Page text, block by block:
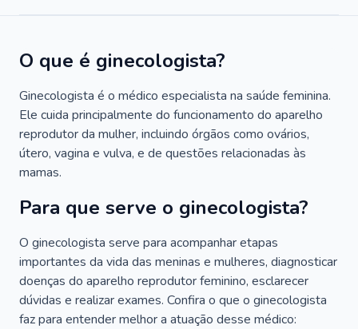
O que é ginecologista?
Ginecologista é o médico especialista na saúde feminina.
Ele cuida principalmente do funcionamento do aparelho
reprodutor da mulher, incluindo órgãos como ovários,
útero, vagina e vulva, e de questões relacionadas às
mamas.
Para que serve o ginecologista?
O ginecologista serve para acompanhar etapas
importantes da vida das meninas e mulheres, diagnosticar
doenças do aparelho reprodutor feminino, esclarecer
dúvidas e realizar exames. Confira o que o ginecologista
faz para entender melhor a atuação desse médico: